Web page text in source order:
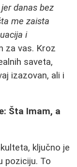
danas bez
me zaista
i
za vas. Kroz
saveta,
izazovan, ali i
Šta Imam, a
ključno je
poziciju. To